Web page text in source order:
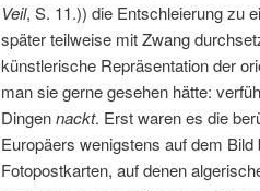
Veil, S. 11.)) die Entschleierung zu
später teilweise mit Zwang
künstlerische Repräsentation der
man sie gerne gesehen hätte:
Dingennackt. Erst waren es die
Europäers wenigstens auf dem
Fotopostkarten, auf denen